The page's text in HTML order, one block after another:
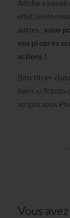
Adobe a
effet,
autres : vous
vos propres
actions !
[btn titre=
lien= »//
scripts sous
Vous